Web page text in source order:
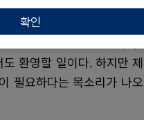
중 콰지바는 지난해 12월
만 놓고 보면 GIFT와 허가-
환영할 일이다. 하지만 제
필요하다는 목소리가 나오
확인